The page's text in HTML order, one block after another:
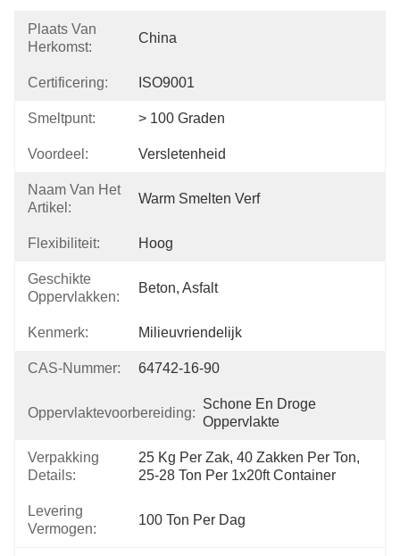
Plaats Van
Herkomst:
China
Certificering: ISO9001
Smeltpunt: > 100 Graden
Voordeel: Versletenheid
Naam Van Het
Artikel:
Warm Smelten Verf
Flexibiliteit: Hoog
Geschikte
Oppervlakken:
Beton, Asfalt
Kenmerk: Milieuvriendelijk
CAS-Nummer: 64742-16-90
Oppervlaktevoorbereiding:
Schone En Droge
Oppervlakte
Verpakking
Details:
25 Kg Per Zak, 40 Zakken Per Ton,
25-28 Ton Per 1x20ft Container
Levering
Vermogen:
100 Ton Per Dag